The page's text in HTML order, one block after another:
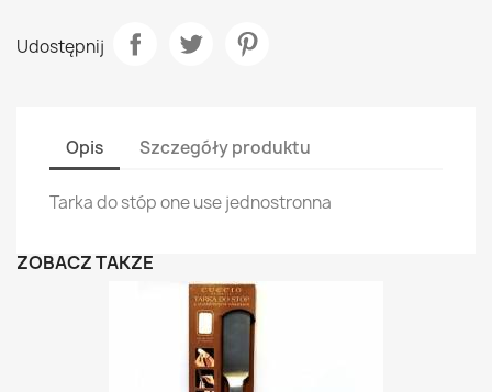
Udostępnij
Opis Szczegóły produktu
Tarka do stóp one use jednostronna
ZOBACZ TAKŻE